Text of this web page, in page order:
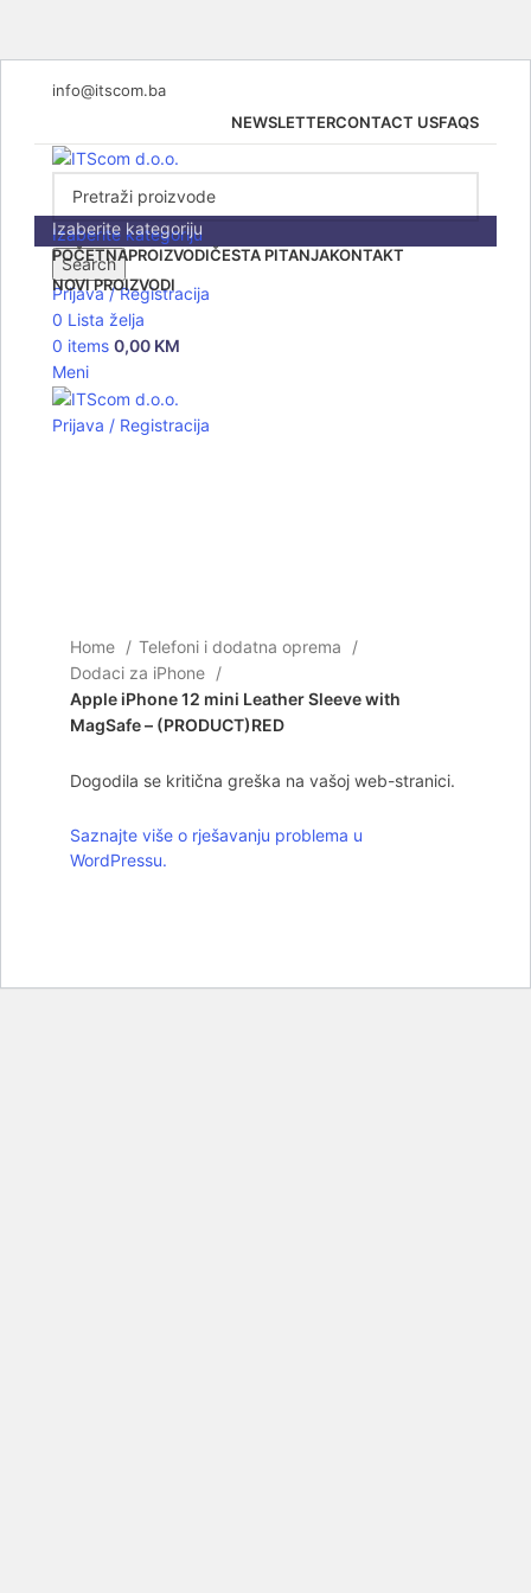
info@itscom.ba
NEWSLETTERCONTACT USFAQS
Izaberite kategoriju
Search
Prijava / Registracija
0 Lista želja
0 items 0,00 KM
Meni
Prijava / Registracija
Izaberite kategoriju
POČETNAPROIZVODIČESTA PITANJAKONTAKT
NOVI PROIZVODI
Home
Telefoni i dodatna oprema
Dodaci za iPhone
Apple iPhone 12 mini Leather Sleeve with
MagSafe – (PRODUCT)RED
Dogodila se kritična greška na vašoj web-stranici.
Saznajte više o rješavanju problema u
WordPressu.